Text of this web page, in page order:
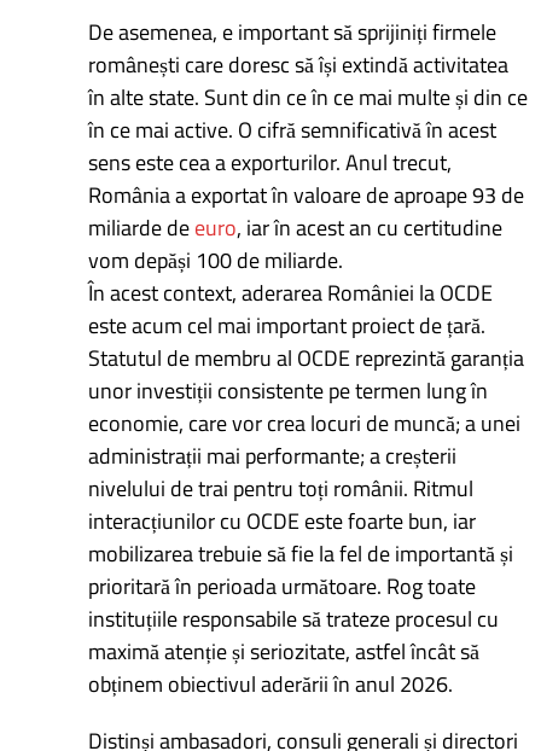
De asemenea, e important să sprijiniți firmele
românești care doresc să își extindă activitatea
în alte state. Sunt din ce în ce mai multe și din ce
în ce mai active. O cifră semnificativă în acest
sens este cea a exporturilor. Anul trecut,
România a exportat în valoare de aproape 93 de
miliarde deeuro, iar în acest an cu certitudine
vom depăși 100 de miliarde.
În acest context, aderarea României la OCDE
este acum cel mai important proiect de țară.
Statutul de membru al OCDE reprezintă garanția
unor investiții consistente pe termen lung în
economie, care vor crea locuri de muncă; a unei
administrații mai performante; a creșterii
nivelului de trai pentru toți românii. Ritmul
interacțiunilor cu OCDE este foarte bun, iar
mobilizarea trebuie să fie la fel de importantă și
prioritară în perioada următoare. Rog toate
instituțiile responsabile să trateze procesul cu
maximă atenție și seriozitate, astfel încât să
obținem obiectivul aderării în anul 2026.
Distinși ambasadori, consuli generali și directori